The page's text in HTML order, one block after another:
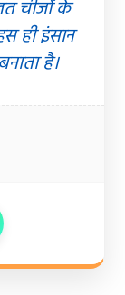
मांगी बंद कराए गए
चीजों के
ही इंसान
है।